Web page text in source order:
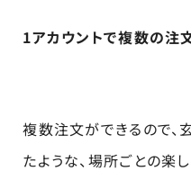
1アカウントで複数の注
複数注文ができるので、
たような、場所ごとの楽